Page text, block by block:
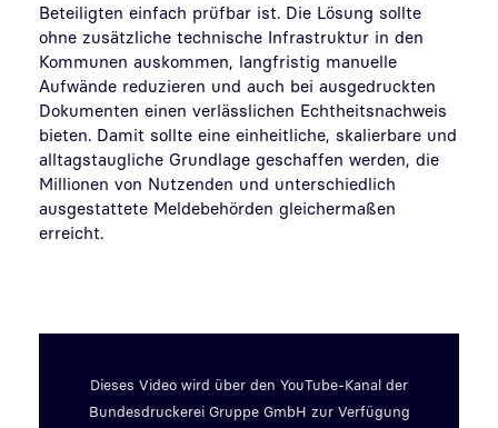
Beteiligten einfach prüfbar ist. Die Lösung sollte
ohne zusätzliche technische Infrastruktur in den
Kommunen auskommen, langfristig manuelle
Aufwände reduzieren und auch bei ausgedruckten
Dokumenten einen verlässlichen Echtheitsnachweis
bieten. Damit sollte eine einheitliche, skalierbare und
alltagstaugliche Grundlage geschaffen werden, die
Millionen von Nutzenden und unterschiedlich
ausgestattete Meldebehörden gleichermaßen
erreicht.
Dieses Video wird über den YouTube-Kanal der
Bundesdruckerei Gruppe GmbH zur Verfügung